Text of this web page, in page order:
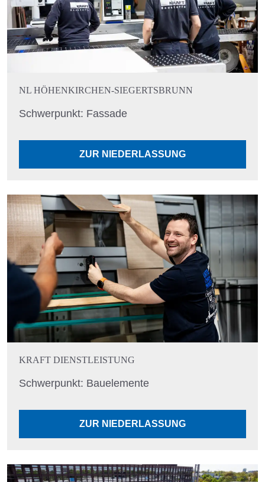
NL HÖHENKIRCHEN-SIEGERTSBRUNN
Schwerpunkt: Fassade
ZUR NIEDERLASSUNG
KRAFT DIENSTLEISTUNG
Schwerpunkt: Bauelemente
ZUR NIEDERLASSUNG